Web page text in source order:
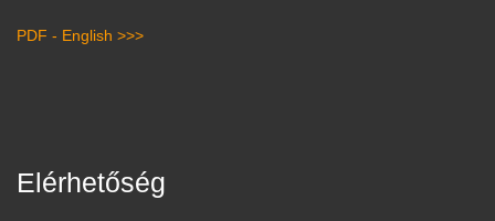
PDF - English >>>
Elérhetőség